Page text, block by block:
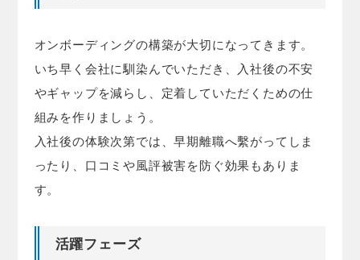
オンボーディングの構築が大切になってきます。
いち早く会社に馴染んでいただき、入社後の不安
やギャップを減らし、定着していただくための仕
組みを作りましょう。
入社後の体験次第では、早期離職へ繫がってしま
ったり、口コミや風評被害を防ぐ効果もありま
す。
活躍フェーズ